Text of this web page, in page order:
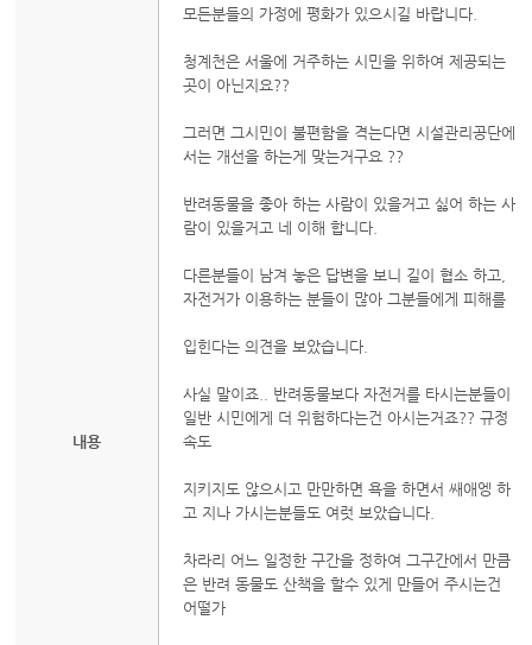
내용
모든분들의 가정에 평화가 있으시길 바랍니다.
청계천은 서울에 거주하는 시민을 위하여 제공되는
곳이 아닌지요??
그러면 그시민이 불편함을 격는다면 시설관리공단에
서는 개선을 하는게 맞는거구요 ??
반려동물을 좋아 하는 사람이 있을거고 싫어 하는 사
람이 있을거고 네 이해 합니다.
다른분들이 남겨 놓은 답변을 보니 길이 협소 하고,
자전거가 이용하는 분들이 많아 그분들에게 피해를
입힌다는 의견을 보았습니다.
사실 말이죠.. 반려동물보다 자전거를 타시는분들이
일반 시민에게 더 위험하다는건 아시는거죠?? 규정
속도
지키지도 않으시고 만만하면 욕을 하면서 쌔애엥 하
고 지나 가시는분들도 여럿 보았습니다.
차라리 어느 일정한 구간을 정하여 그구간에서 만큼
은 반려 동물도 산책을 할수 있게 만들어 주시는건
어떨가